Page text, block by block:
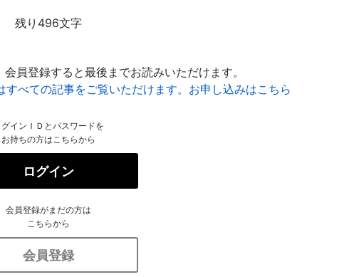
残り496文字
員登録すると最後までお読みいただけます。
べての記事をご覧いただけます。お申し込みはこちら
グインＩＤとパスワードを
お持ちの方はこちらから
ログイン
会員登録がまだの方は
こちらから
会員登録